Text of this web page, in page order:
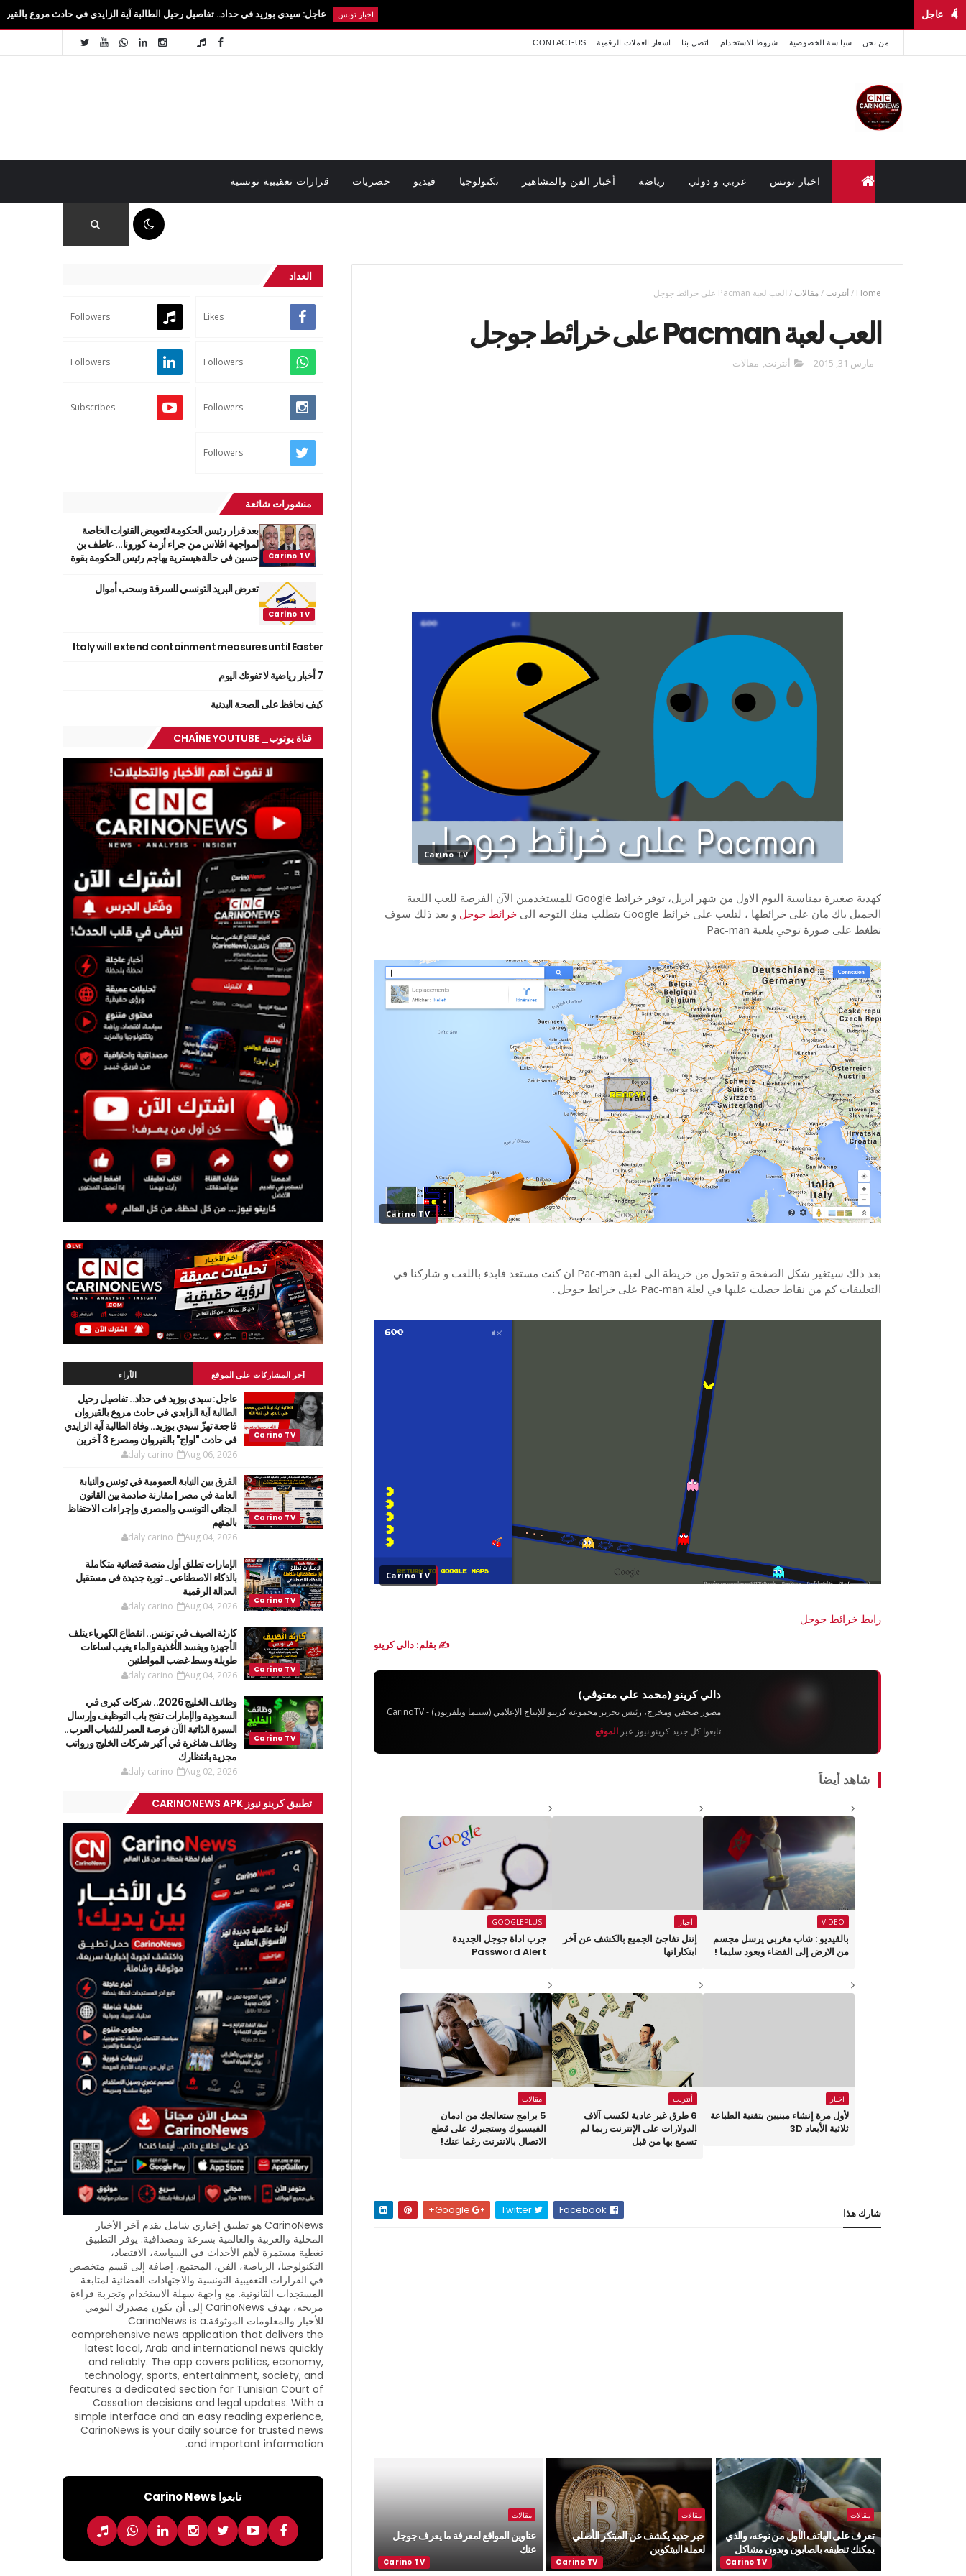
عاجل عاجل: سيدي بوزيد في حداد.. تفاصيل رحيل الطالبة آية الزايدي في حادث مروع بالقيروان فاجعة تهزّ
من نحن سيا سة الخصوصية شروط الاستخدام اتصل بنا اسعار العملات الرقمية CONTACT-US
اخبار تونس عربي و دولي رياضة أخبار الفن والمشاهير تكنولوجيا فيديو حصريات قرارات تعقيبية تونسية
Home
/أنترنت /مقالات / العب لعبة Pacman على خرائط جوجل
العب لعبة Pacman على خرائط جوجل
مارس 31, 2015 أنترنت, مقالات
Carino TV
كهدية صغيرة بمناسبة اليوم الاول من شهر ابريل، توفر خرائط Google للمستخدمين الآن الفرصة للعب اللعبة
الجميل باك مان على خرائطها ، لتلعب على خرائط Google يتطلب منك التوجه الى
خرائط جوجل و بعد ذلك سوف
تظغط على صورة توحي بلعبة Pac-man
Carino TV
بعد ذلك سيتغير شكل الصفحة و تتحول من خريطة الى لعبة Pac-man ان كنت مستعد فابدء باللعب و شاركنا في
التعليقات كم من نقاط حصلت عليها في لعلة Pac-man على خرائط جوجل .
Carino TV
رابط خرائط جوجل
✍️ بقلم: دالي كرينو
دالي كرينو (محمد علي معتوڨي)
مصور صحفي ومخرج، رئيس تحرير مجموعة كرينو للإنتاج الإعلامي (سينما وتلفزيون) - CarinoTV
تابعوا كل جديد كرينو نيوز عبرالموقع
شاهد أيضاً
VIDEO
بالڤيديو : شاب مغربي يرسل مجسم
من الارض إلى الفضاء ويعود سليما !
أخبار
إنتل تفاجئ الجميع بالكشف عن آخر
ابتكاراتها
GOOGLEPLUS
جرب اداة جوجل الجديدة
Password Alert
اخبار
لأول مرة إنشاء مبنيين بتقنية الطباعة
ثلاثية الأبعاد 3D
أنترنت
6 طرق غير عادية لكسب آلاف
الدولارات على الإنترنت ربما لم
تسمع بها من قبل
مقالات
5 برامج ستعالجك من ادمان
الفيسبوك وستجبرك على قطع
الاتصال بالانترنت رغما عنك!
شارك هذا Twitter
مقالات
تعرف على الهاتف الأول من نوعه، والذي
يمكنك تنطيفه بالصابون وبدون مشاكل
مقالات
خبر جديد يكشف عن المبتكر الأصلي
لعملة البيتكوين
مقالات
عناوين المواقع لمعرفة ما يعرف جوجل
عنك
العداد
Likes
Followers
Followers
Followers
Followers
Subscribes
Followers
منشورات شائعة
بعد قرار رئيس الحكومة لتعويض القنوات الخاصة
لمواجهة افلاس من جراء أزمة كورونا... عاطف بن
حسين في حالة هيسترية يهاجم رئيس الحكومة بقوة
تعرض البريد التونسي للسرقة وسحب أموال
Italy will extend containment measures until Easter
7 أخبار رياضية لا تفوتك اليوم
كيف نحافظ على الصحة البدنية
قناة يوتوب_ CHAÎNE YOUTUBE
آخر المشاركات على الموقع الأراء
عاجل: سيدي بوزيد في حداد.. تفاصيل رحيل
الطالبة آية الزايدي في حادث مروع بالقيروان
فاجعة تهزّ سيدي بوزيد.. وفاة الطالبة آية الزايدي
في حادث "لواج" بالقيروان ومصرع 3 آخرين
daly carino Aug 06, 2026
الفرق بين النيابة العمومية في تونس والنيابة
العامة في مصر | مقارنة صادمة بين القانون
الجنائي التونسي والمصري وإجراءات الاحتفاظ
بالمتهم
daly carino Aug 04, 2026
الإمارات تطلق أول منصة قضائية متكاملة
بالذكاء الاصطناعي.. ثورة جديدة في مستقبل
العدالة الرقمية
daly carino Aug 04, 2026
كارثة الصيف في تونس.. انقطاع الكهرباء يتلف
الأجهزة ويفسد الأغذية والماء يغيب لساعات
طويلة وسط غضب المواطنين
daly carino Aug 04, 2026
وظائف الخليج 2026.. شركات كبرى في
السعودية والإمارات تفتح باب التوظيف وإرسال
السيرة الذاتية الآن فرصة العمر للشباب العرب..
وظائف شاغرة في أكبر شركات الخليج ورواتب
مجزية بانتظارك
daly carino Aug 02, 2026
تطبيق كرينو نيوز CARINONEWS APK
CarinoNews هو تطبيق إخباري شامل يقدم آخر الأخبار
المحلية والعربية والعالمية بسرعة ومصداقية. يوفر التطبيق
تغطية مستمرة لأهم الأحداث في السياسة، الاقتصاد،
التكنولوجيا، الرياضة، الفن، المجتمع، إضافة إلى قسم متخصص
في القرارات التعقيبية التونسية والاجتهادات القضائية لمتابعة
المستجدات القانونية. مع واجهة سهلة الاستخدام وتجربة قراءة
مريحة، يهدف CarinoNews إلى أن يكون مصدرك اليومي
للأخبار والمعلومات الموثوقة.CarinoNews is a
comprehensive news application that delivers the
latest local, Arab and international news quickly
and reliably. The app covers politics, economy,
technology, sports, entertainment, society, and
features a dedicated section for Tunisian Court of
Cassation decisions and legal updates. With a
simple interface and an easy reading experience,
CarinoNews is your daily source for trusted news
and important information.
تابعوا Carino News